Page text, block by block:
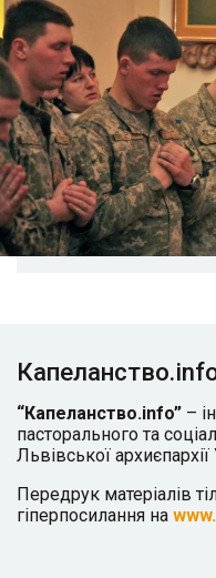
“Капеланство.info” –
пасторального та
Львівської
Передрук матеріалів
гіперпосилання на